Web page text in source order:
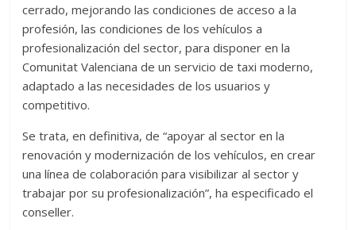
cerrado, mejorando las condiciones de acceso a la
profesión, las condiciones de los vehículos a
profesionalización del sector, para disponer en la
Comunitat Valenciana de un servicio de taxi moderno,
adaptado a las necesidades de los usuarios y
competitivo.
Se trata, en definitiva, de “apoyar al sector en la
renovación y modernización de los vehículos, en crear
una línea de colaboración para visibilizar al sector y
trabajar por su profesionalización”, ha especificado el
conseller.